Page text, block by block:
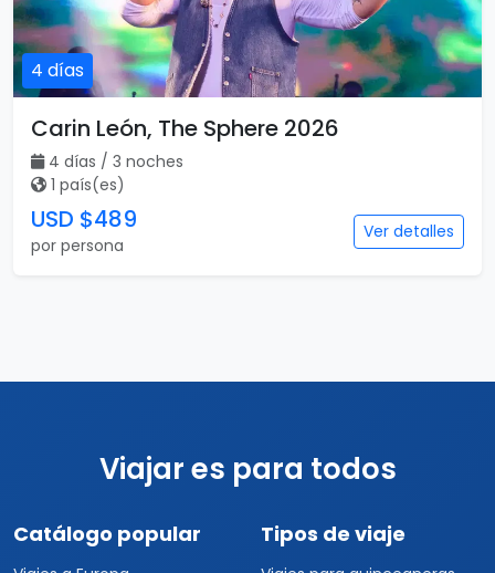
4 días
Carin León, The Sphere 2026
4 días / 3 noches
1 país(es)
USD $489
por persona
Ver detalles
Viajar es para todos
Catálogo popular Tipos de viaje